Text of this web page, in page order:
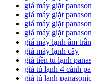
giá máy giặt
giá máy giặt
giá máy giặt
giá máy giặt
giá máy lạnh âm
giá máy lạnh cây
giá tiền tủ lạnh
giá tủ lạnh 4 cánh
giá tủ lạnh